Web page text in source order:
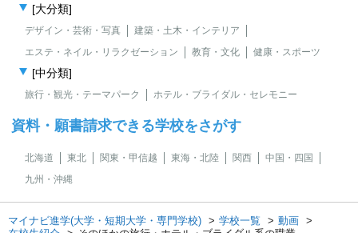
[大分類]
デザイン・芸術・写真
建築・土木・インテリア
エステ・ネイル・リラクゼーション
教育・文化 健康・スポーツ
[中分類]
旅行・観光・テーマパーク ホテル・ブライダル・セレモニー
資料・願書請求できる学校をさがす
北海道 東北 関東・甲信越 東海・北陸 関西
中国・四国
九州・沖縄
マイナビ進学(大学・短期大学・専門学校) 学校一覧
動画